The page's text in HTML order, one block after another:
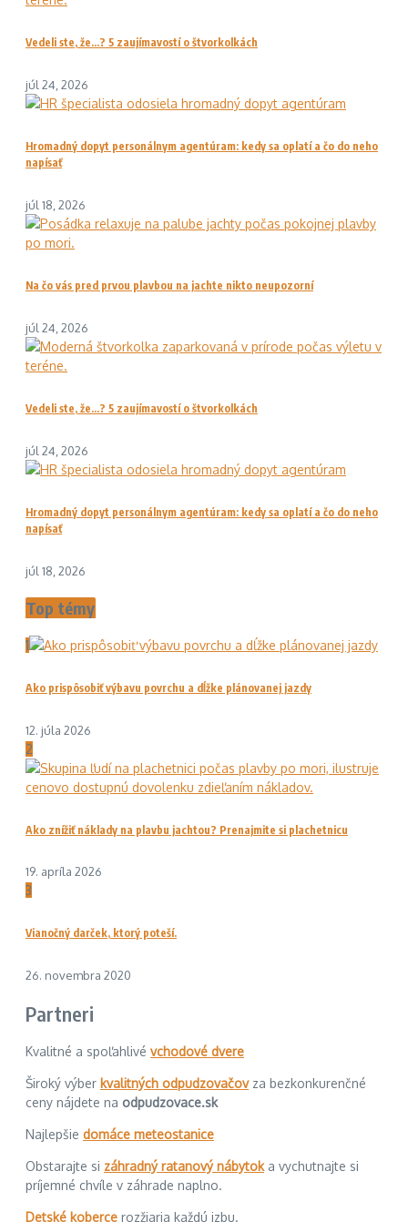
Vedeli ste, že…? 5 zaujímavostí o štvorkolkách
júl 24, 2026
Hromadný dopyt personálnym agentúram: kedy sa oplatí a čo do neho
napísať
júl 18, 2026
Na čo vás pred prvou plavbou na jachte nikto neupozorní
júl 24, 2026
Vedeli ste, že…? 5 zaujímavostí o štvorkolkách
júl 24, 2026
Hromadný dopyt personálnym agentúram: kedy sa oplatí a čo do neho
napísať
júl 18, 2026
Top témy
1
Ako prispôsobiť výbavu povrchu a dĺžke plánovanej jazdy
12. júla 2026
2
Ako znížiť náklady na plavbu jachtou? Prenajmite si plachetnicu
19. apríla 2026
3
Vianočný darček, ktorý poteší.
26. novembra 2020
Partneri
Kvalitné a spoľahlivé vchodové dvere
Široký výber kvalitných odpudzovačovza bezkonkurenčné
ceny nájdete na odpudzovace.sk
Najlepšie domáce meteostanice
Obstarajte si záhradný ratanový nábytoka vychutnajte si
príjemné chvíle v záhrade naplno.
Detské koberce rozžiaria každú izbu.